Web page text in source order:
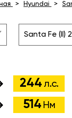
Hyundai
Santa Fe (II)
244 л.с.
514 Нм